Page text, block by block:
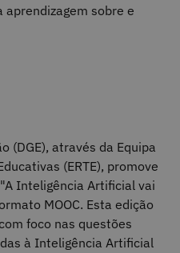
aprendizagem sobre e
(DGE), através da Equipa
(ERTE), promove
Inteligência Artificial vai
MOOC. Esta edição
foco nas questões
à Inteligência Artificial